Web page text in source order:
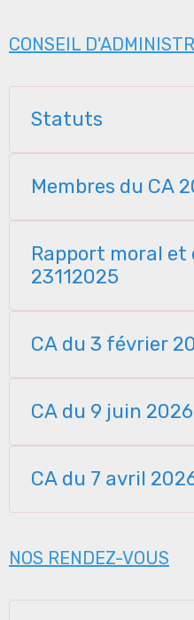
CONSEIL
Statuts
Membres du CA
Rapport moral
23112025
CA du 3 février
CA du 9 juin 2026
CA du 7 avril
NOS RENDEZ-VOUS